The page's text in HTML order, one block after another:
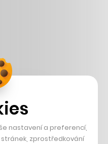
nastavení a preferencí,
zprostředkování